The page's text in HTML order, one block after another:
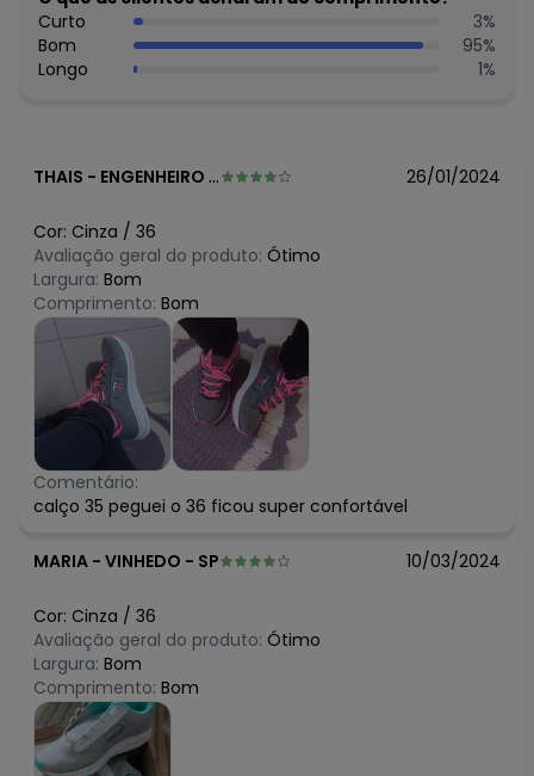
Curto
3%
Bom
95%
Longo
1%
THAIS - ENGENHEIRO COELHO - SP 26/01/2024
Cor: Cinza / 36
Avaliação geral do produto: Ótimo
Largura: Bom
Comprimento: Bom
Comentário:
calço 35 peguei o 36 ficou super confortável
MARIA - VINHEDO - SP 10/03/2024
Cor: Cinza / 36
Avaliação geral do produto: Ótimo
Largura: Bom
Comprimento: Bom